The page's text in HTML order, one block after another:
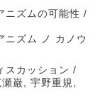
ニズムの可能性 /
ニズム ノ カノウ
スカッション /
巌, 宇野重規,